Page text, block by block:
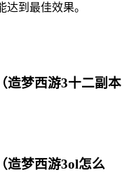
到最佳效果。
造梦西游3十二副本
造梦西游3ol怎么